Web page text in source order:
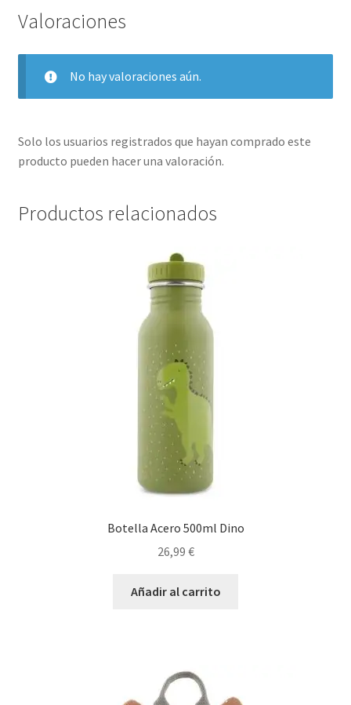
Valoraciones
No hay valoraciones aún.
Solo los usuarios registrados que hayan comprado este
producto pueden hacer una valoración.
Productos relacionados
Botella Acero 500ml Dino
26,99 €
Añadir al carrito